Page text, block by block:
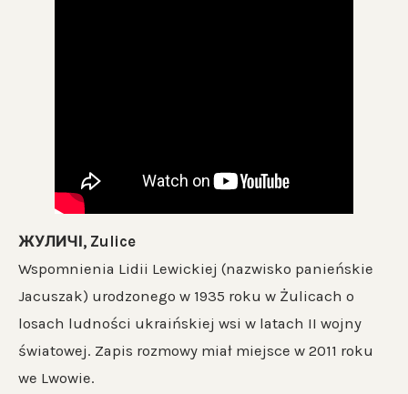
ЖУЛИЧІ, Zulice
Wspomnienia Lidii Lewickiej (nazwisko panieńskie
Jacuszak) urodzonego w 1935 roku w Żulicach o
losach ludności ukraińskiej wsi w latach II wojny
światowej. Zapis rozmowy miał miejsce w 2011 roku
we Lwowie.